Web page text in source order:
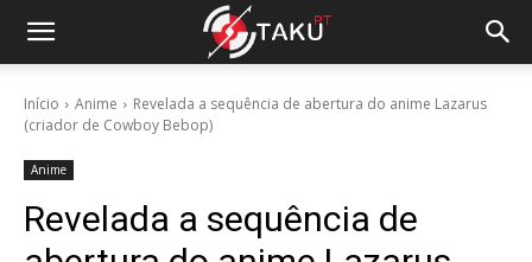
Início Anime
Revelada a sequência de abertura do anime Lazarus
(criador de Cowboy Bebop)
Anime
Revelada a sequência de